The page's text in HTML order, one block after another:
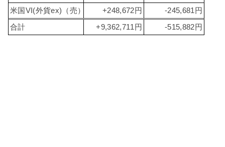
米国VI(外貨ex)（売）
+248,672円 -245,681円
合計 +9,362,711円 -515,882円